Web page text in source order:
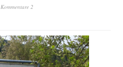
Kommentare 2